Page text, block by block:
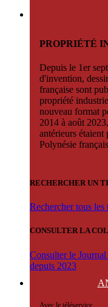
PROPRIÉTÉ
Depuis le 1er
d'invention,
française sont
propriété
nouveau format
2014 à août
antérieurs
Polynésie
RECHERCHER UN
Rechercher tous
CONSULTER LA
Consulter le
depuis 2023
Avec le téléservice